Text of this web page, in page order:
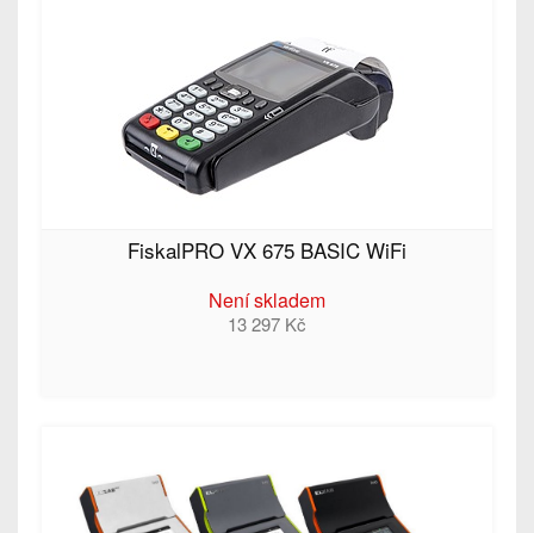
FiskalPRO VX 675 BASIC WiFi
Není skladem
13 297 Kč